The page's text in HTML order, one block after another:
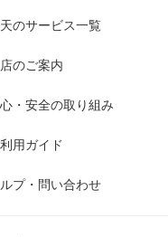
のサービス一覧
のご案内
・安全の取り組み
用ガイド
プ・問い合わせ